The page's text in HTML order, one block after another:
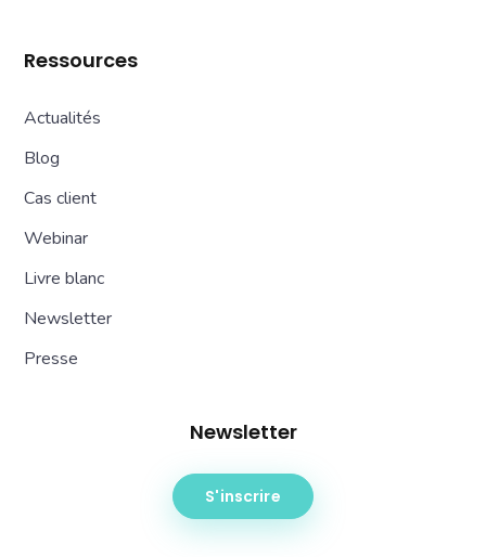
Ressources
Actualités
Blog
Cas client
Webinar
Livre blanc
Newsletter
Presse
Newsletter
S'inscrire